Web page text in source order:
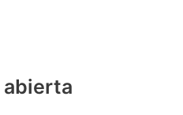
abierta